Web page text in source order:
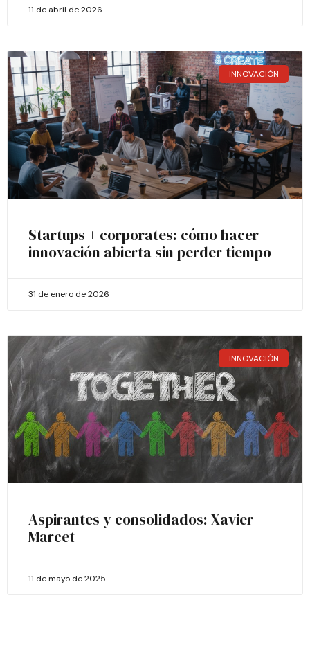
11 de abril de 2026
INNOVACIÓN
Startups + corporates: cómo hacer
innovación abierta sin perder tiempo
31 de enero de 2026
INNOVACIÓN
Aspirantes y consolidados: Xavier
Marcet
11 de mayo de 2025